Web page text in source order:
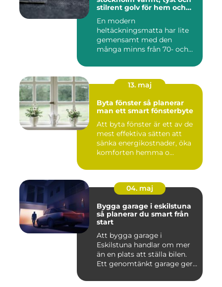
stilrent golv för hem och
En modern
heltäckningsmatta har lite
gemensamt med den
många minns från 70- och
13. maj
Byta fönster så planerar
man ett smart fönsterbyte
Att byta fönster är ett av de
mest effektiva sätten att
sänka energikostnader, öka
komforten hemma o...
04. maj
Bygga garage i eskilstuna
så planerar du smart från
start
Att bygga garage i
Eskilstuna handlar om mer
än en plats att ställa bilen.
Ett genomtänkt garage ger...